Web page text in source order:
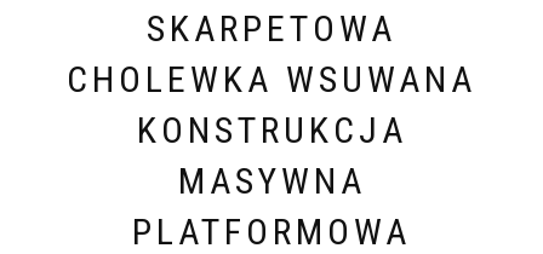
SKARPETOWA
CHOLEWKA WSUWANA
KONSTRUKCJA
MASYWNA
PLATFORMOWA